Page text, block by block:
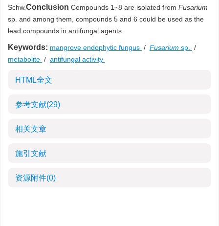
Schw.Conclusion Compounds 1~8 are isolated from Fusarium
sp. and among them, compounds 5 and 6 could be used as the
lead compounds in antifungal agents.
Keywords: mangrove endophytic fungus / Fusarium sp.
/
metabolite / antifungal activity
HTML全文
参考文献(29)
相关文章
施引文献
资源附件(0)